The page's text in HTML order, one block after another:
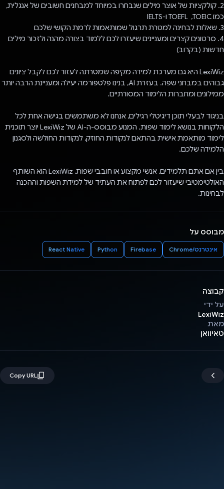
2. קולקציות של אוצר מילים שנבחרו במיוחד למבחנים חשובים של אנגלית,
כמו TOEIC, ‏ TOEFL ו-IELTS
3. שאלות לבחינה למטרת תרגול שמותאמות לרמת הקושי שלכם
4. סרטונים קצרים ומעניינים שיעזרו לכם ללמוד בצורה מהנה ולזכור מילים
חדשות (בקרוב)
LexiWiz היא גם מערכת למידה מקיפה שמטרתה לעזור לכם לקבל ציונים
גבוהים במבחני שפה. בעזרת AI, בנינו פלטפורמה יעילה ומעניינת הרבה יותר
ממילונים ומחברות הלימוד המסורתיים.
בניגוד לבעלי תוכן דיגיטלי רגילים, אנחנו לא משתמשים בגישה אחת לכל
הלקוחות בנושא לימוד שפות. המנוע מבוסס-ה-AI של LexiWiz יוצר תוכנית
לימוד מותאמת אישית בהתאם לנקודות החוזק, לנקודות החולשה ולסגנון
הלמידה שלכם.
בין אם אתם תלמידים, אנשי מקצוע או חובבי שפות, LexiWiz הוא השותף
האולטימטיבי שיעזור לכם לפתוח את העתיד של למידת השפות וההכנה
לבחינות.
מבוסס על
אינטרנט/Chrome Firebase
Python
React Native
קבוצה
על ידי
LexiWiz
מאת
טאיוואן